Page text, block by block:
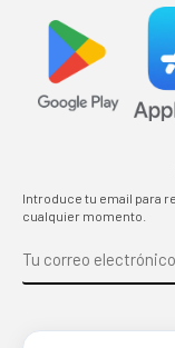
Introduce tu email para
cualquier momento.